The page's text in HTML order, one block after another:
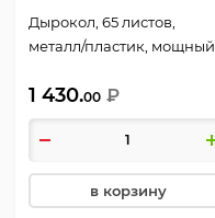
Дырокол, 65 листов,
металл/пластик, мощный,
отверстия, цвет черный,
Stripe, deVENTE, 4020501
1 430.00 ₽
в корзину